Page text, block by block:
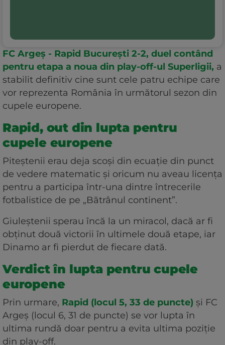
FC Argeș - Rapid București 2-2, duel contând
pentru etapa a noua din play-off-ul Superligii, a
stabilit definitiv cine sunt cele patru echipe care
vor reprezenta România în următorul sezon din
cupele europene.
Rapid, out din lupta pentru
cupele europene
Piteștenii erau deja scoși din ecuație din punct
de vedere matematic și oricum nu aveau licența
pentru a participa într-una dintre întrecerile
fotbalistice de pe „Bătrânul continent”.
Giuleștenii sperau încă la un miracol, dacă ar fi
obținut două victorii în ultimele două etape, iar
Dinamo ar fi pierdut de fiecare dată.
Verdict în lupta pentru cupele
europene
Prin urmare, Rapid (locul 5, 33 de puncte) și FC
Argeș (locul 6, 31 de puncte) se vor lupta în
ultima rundă doar pentru a evita ultima poziție
din play-off.